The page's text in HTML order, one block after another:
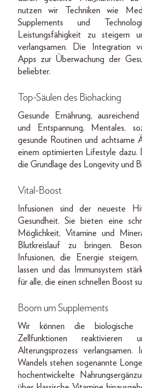
nutzen wir Techniken wie
Supplements und
Leistungsfähigkeit zu steigern
verlangsamen. Die Integration
Apps zur Überwachung der
beliebter.
Top-Säulen des Biohacking
Gesunde Ernährung,
und Entspannung, Mentales,
gesunde Routinen und achtsame
einem optimierten Lifestyle dazu.
die Grundlage des Longevity und
Vital-Boost
Infusionen sind der neueste
Gesundheit. Sie bieten eine
Möglichkeit, Vitamine und
Blutkreislauf zu bringen.
Infusionen, die Energie
lassen und das Immunsystem
für alle, die einen schnellen Boost
Boom um Supplements
Wir können die biologische
Zellfunktionen
Alterungsprozess verlangsamen.
Wandels stehen sogenannte
hochentwickelte